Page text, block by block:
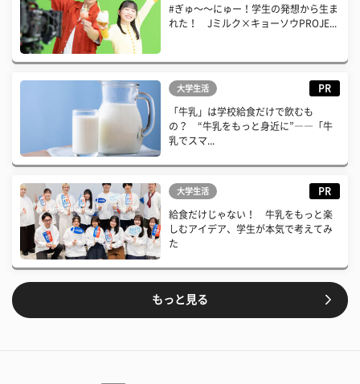
#ぎゅ〜〜にゅー！学生の発想から生ま
れた！ Jミルク×キョーソウPROJE...
大学生活 PR
「牛乳」は学校給食だけで飲むも
の？ “牛乳をもっと身近に”――「牛
乳でスマ...
大学生活 PR
給食だけじゃない！ 牛乳をもっと楽
しむアイデア、学生が本気で考えてみ
た
もっと見る